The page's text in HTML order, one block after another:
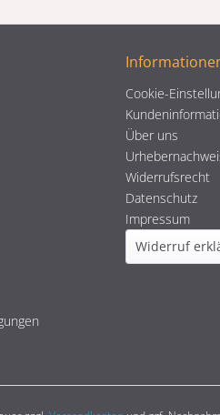
Cookie-
Über uns
Widerrufsrecht
Datenschutz
Impressum
Widerruf